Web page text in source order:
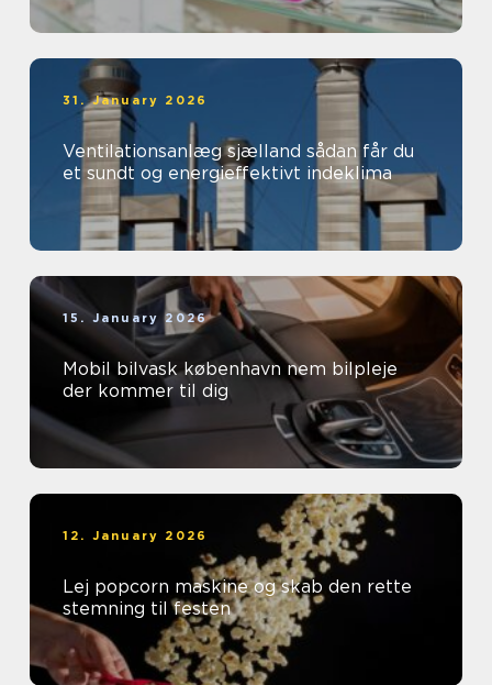
31. January 2026
Ventilationsanlæg sjælland sådan får du
et sundt og energieffektivt indeklima
15. January 2026
Mobil bilvask københavn nem bilpleje
der kommer til dig
12. January 2026
Lej popcorn maskine og skab den rette
stemning til festen